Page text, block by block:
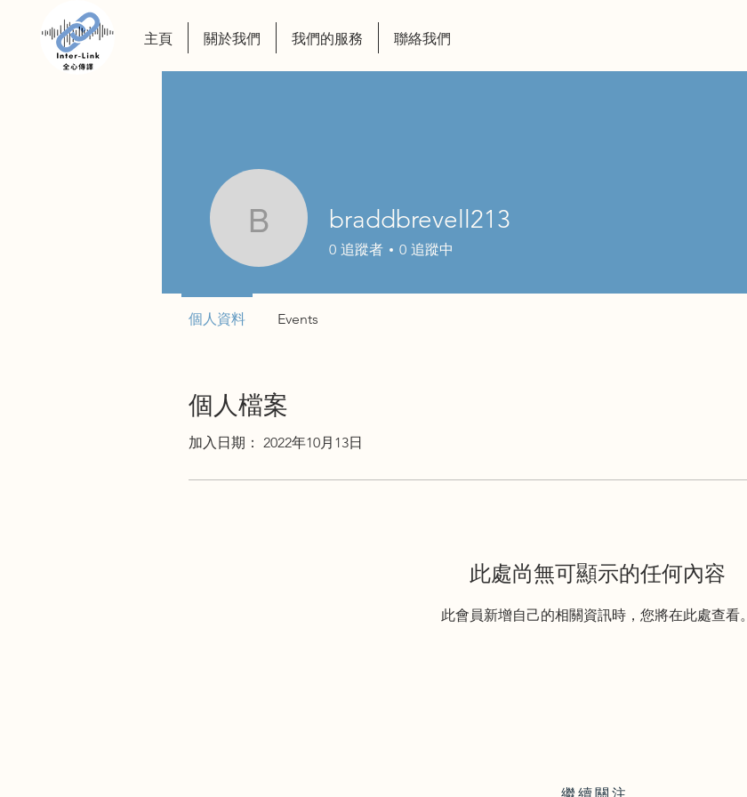
主頁 關於我們 我們的服務 聯絡我們
個人檔案
加入日期： 2022年10月13日
此處尚無可顯示的任何內容
此會員新增自己的相關資訊時，您將在此處查看。
braddbrevell213
braddbrevell213
0 追蹤者 0 追蹤中
個人資料 Events